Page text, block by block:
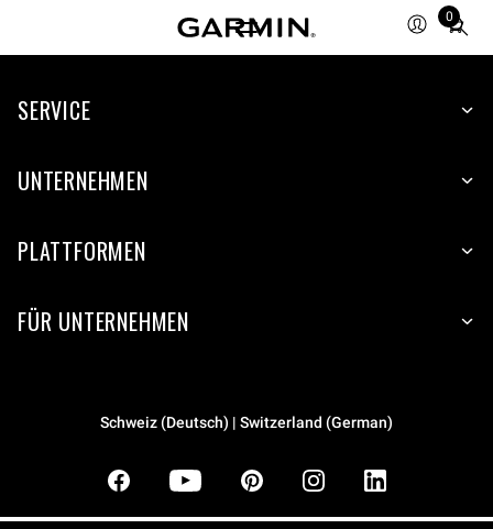
0
Total
items
cart:
SERVICE
UNTERNEHMEN
PLATTFORMEN
FÜR UNTERNEHMEN
Schweiz (Deutsch) | Switzerland (German)